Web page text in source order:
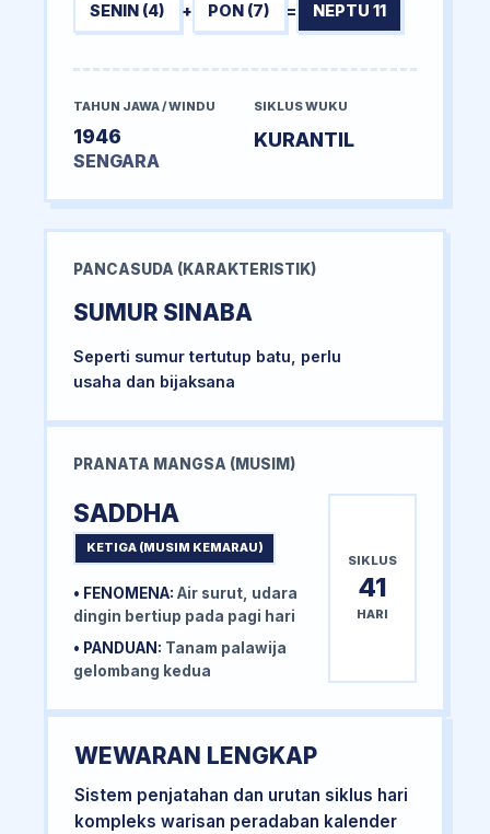
SENIN (4) + PON (7) = NEPTU 11
TAHUN JAWA / WINDU
1946
SENGARA
SIKLUS WUKU
KURANTIL
PANCASUDA (KARAKTERISTIK)
SUMUR SINABA
Seperti sumur tertutup batu, perlu
usaha dan bijaksana
PRANATA MANGSA (MUSIM)
SADDHA
KETIGA (MUSIM KEMARAU)
• FENOMENA: Air surut, udara
dingin bertiup pada pagi hari
• PANDUAN: Tanam palawija
gelombang kedua
SIKLUS
41
HARI
WEWARAN LENGKAP
Sistem penjatahan dan urutan siklus hari
kompleks warisan peradaban kalender